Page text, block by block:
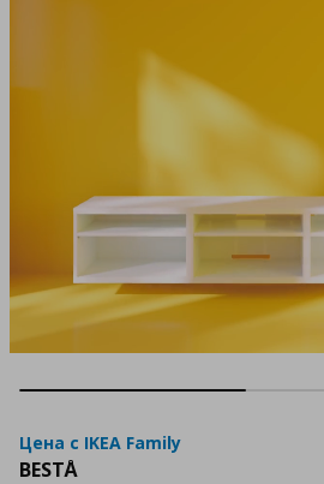
Цена с IKEA Family
BESTÅ